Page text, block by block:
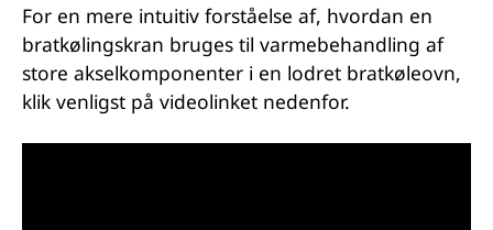
For en mere intuitiv forståelse af, hvordan en
bratkølingskran bruges til varmebehandling af
store akselkomponenter i en lodret bratkøleovn,
klik venligst på videolinket nedenfor.